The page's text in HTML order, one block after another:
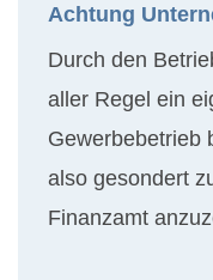
Achtung
Durch den
aller Regel ein
Gewerbebetrieb
also gesondert
Finanzamt